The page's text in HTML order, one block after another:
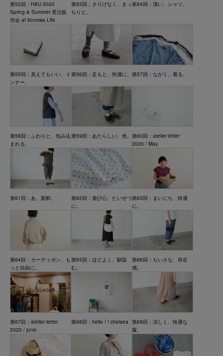
第52回：HAU 2020
Spring & Summer 受注販
売会 at itonowa Life
第53回：さりげなく、きっ
ちりと。
第54回：潔い、シャツ。
第55回：見えてもいい、イ
ンナー。
第56回：足もと、快適に。 第57回：ながく、着る。
第58回：ふわりと、包み込
まれる。
第59回：あたらしい、色。 第60回：atelier letter
2020 / May.
第61回：あ、新鮮。
第62回：遊び心、たいせつ
に。
第63回：まいにち、快適
に。
第64回：カーディガン、も
っと自由に。
第65回：ほどよく、馴染
む。
第66回：ちいさな、存在
感。
第67回：atelier letter
2020 / june.
第68回：hello ! ! chelsea 第69回：涼しく、快適な
服。